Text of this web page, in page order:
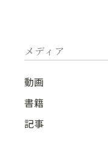
メディア
動画
書籍
記事